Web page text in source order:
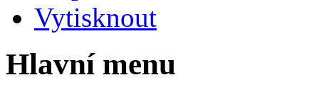
Vytisknout
Hlavní menu